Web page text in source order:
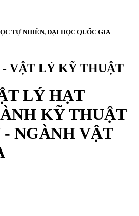
TỰ NHIÊN, ĐẠI HỌC QUỐC GIA
VẬT LÝ KỸ THUẬT
LÝ HẠT
KỸ THUẬT
NGÀNH VẬT